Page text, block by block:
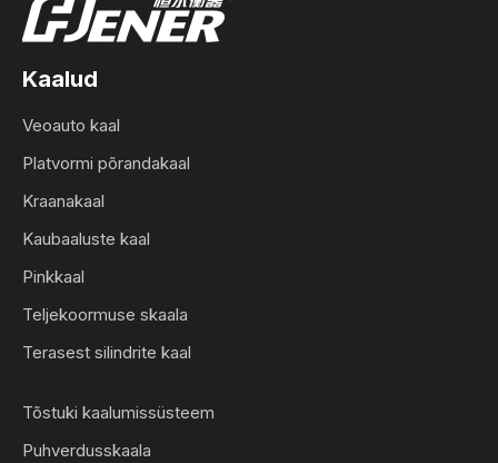
Kaalud
Veoauto kaal
Platvormi põrandakaal
Kraanakaal
Kaubaaluste kaal
Pinkkaal
Teljekoormuse skaala
Terasest silindrite kaal
Tõstuki kaalumissüsteem
Puhverdusskaala